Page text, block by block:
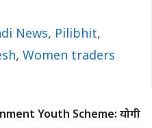
News, Pilibhit,
, Women traders
Youth Scheme: योगी